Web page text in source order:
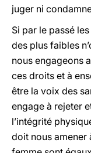
juger ni
Si par le passé
des plus faibles
nous engageons
ces droits et à
être la voix des
engage à rejeter
l’intégrité
doit nous amener